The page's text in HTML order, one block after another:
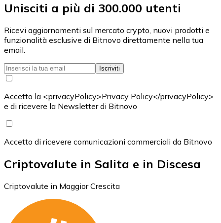
Unisciti a più di 300.000 utenti
Ricevi aggiornamenti sul mercato crypto, nuovi prodotti e
funzionalità esclusive di Bitnovo direttamente nella tua
email.
Iscriviti
Accetto la <privacyPolicy>Privacy Policy</privacyPolicy>
e di ricevere la Newsletter di Bitnovo
Accetto di ricevere comunicazioni commerciali da Bitnovo
Criptovalute in Salita e in Discesa
Criptovalute in Maggior Crescita